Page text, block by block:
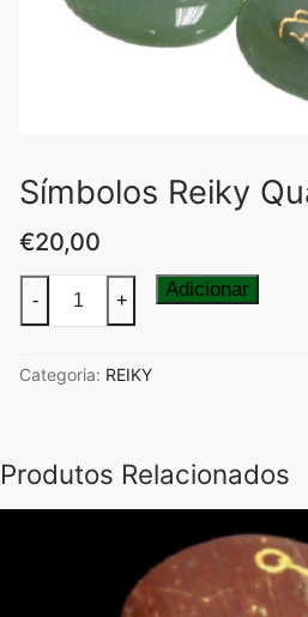
Símbolos Reiky
€20,00
Quantidade
de
Reiky
- + Adicionar
Categoria: REIKY
Produtos Relacionados